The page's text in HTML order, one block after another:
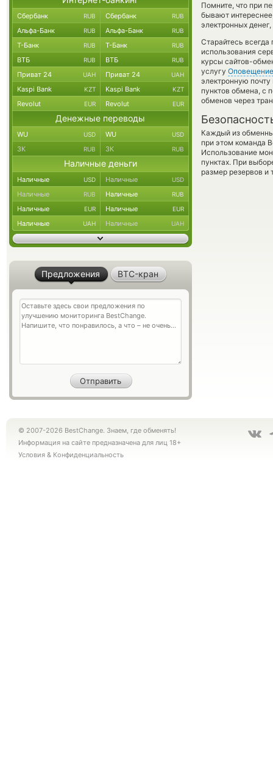
Помните, что при
бывают
электронных
Старайтесь
использования
курсы сайтов-
услугу Оповещение
электронную почту
пунктов обмена,
обменов через
Каждый из
при этом команда
Использование
пунктах. При
размер резервов и
Сбербанк RUB Сбербанк RUB
Альфа-Банк RUB Альфа-Банк RUB
Т-Банк RUB Т-Банк RUB
ВТБ RUB ВТБ RUB
Приват 24 UAH Приват 24 UAH
Kaspi Bank KZT Kaspi Bank KZT
Revolut EUR Revolut EUR
Денежные переводы
WU USD WU USD
ЗК RUB ЗК RUB
Наличные деньги
Наличные USD Наличные USD
Наличные RUB Наличные RUB
Наличные EUR Наличные EUR
Наличные UAH Наличные UAH
Предложения BTC-кран
© 2007-2026 BestChange. Знаем, где обменять!
Информация на сайте предназначена для лиц 18+
Условия & Конфиденциальность